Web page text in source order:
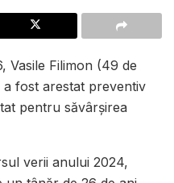
Vasile Filimon (49 de
fost arestat preventiv
pentru săvârșirea
verii anului 2024,